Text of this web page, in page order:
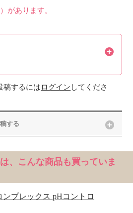
があります。
稿するにはログイン してくださ
する
、こんな商品も買っていま
ンプレックス pHコントロ